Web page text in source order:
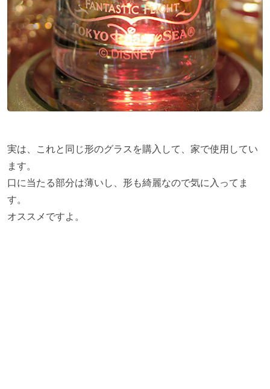
実は、これと同じ形のグラスを購入して、家で使用してい
ます。
口に当たる部分は薄いし、形も綺麗なので気に入ってま
す。
オススメですよ。